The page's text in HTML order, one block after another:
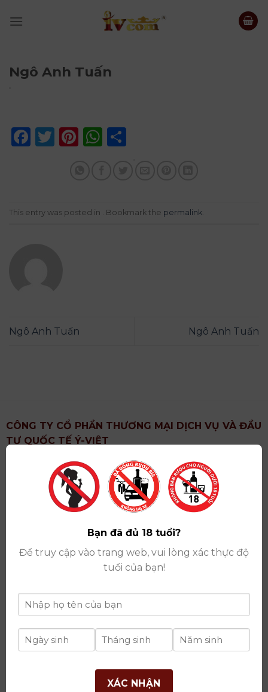
Ngô Anh Tuấn
Facebook
Twitter
Pinterest
WhatsApp
This entry was posted in . Bookmark the permalink.
Ngô Anh Tuấn Ngô Anh Tuấn
CÔNG TY CỔ PHẦN THƯƠNG MẠI DỊCH VỤ VÀ ĐẦU
TƯ QUỐC TẾ Ý-VIỆT
: Khu 6, Xã Hoài Đức, Thành Phố Hà Nội
Showroom: Số 09 Phố Liễu Giai, Phường Ngọc Hà,
Thành Phố Hà Nội
Giấy ĐKKD số: 0102751615 do Sở Tài Chính Thành
Phố Hà Nội cấp lần đầu ngày 07/05/2008,đăng ký
thay đổi lần thứ 17 ngày 06/08/2025
Giấy phép Phân Phối Rượu số : 529/GP-BCT do Bộ
Công Thương cấp ngày 14/11/2022
Ngân hàng:Ngân hàng TMCP Đầu tư và phát triển
Việt Nam (BIDV)
tư quốc tế Ý-Việt
Tây Hồ, TP Hà Nội
Bạn đã đủ 18 tuổi?
Để truy cập vào trang web, vui lòng xác thực độ
tuổi của bạn!
XÁC NHẬN